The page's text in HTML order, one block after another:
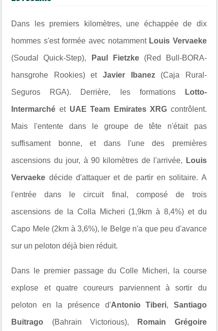
Dans les premiers kilomètres, une échappée de dix
hommes s'est formée avec notamment Louis Vervaeke
(Soudal Quick-Step), Paul Fietzke(Red Bull-BORA-
hansgrohe Rookies) et Javier Ibanez(Caja Rural-
Seguros RGA). Derrière, les formations Lotto-
Intermarché etUAE Team Emirates XRG contrôlent.
Mais l'entente dans le groupe de tête n'était pas
suffisament bonne, et dans l'une des premières
ascensions du jour, à 90 kilomètres de l'arrivée, Louis
Vervaeke décide d'attaquer et de partir en solitaire. A
l'entrée dans le circuit final, composé de trois
ascensions de la Colla Micheri (1,9km à 8,4%) et du
Capo Mele (2km à 3,6%), le Belge n'a que peu d'avance
sur un peloton déjà bien réduit.
Dans le premier passage du Colle Micheri, la course
explose et quatre coureurs parviennent à sortir du
peloton en la présence d'Antonio Tiberi, Santiago
Buitrago (Bahrain Victorious), Romain Grégoire